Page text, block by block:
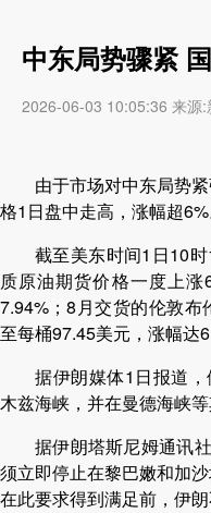
中东局势骤紧
2026-06-03 10:05:36 来源:
由于市场对中东局势
格1日盘中走高，涨幅超6%
截至美东时间1日10
质原油期货价格一度上
7.94%；8月交货的伦敦
至每桶97.45美元，涨幅达
据伊朗媒体1日报道
木兹海峡，并在曼德海峡等
据伊朗塔斯尼姆通讯
须立即停止在黎巴嫩和加
在此要求得到满足前，伊朗